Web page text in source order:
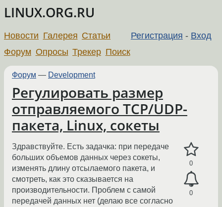
LINUX.ORG.RU
Регистрация - Вход
Новости Галерея Статьи
Форум Опросы Трекер Поиск
Форум — Development
Регулировать размер
отправляемого TCP/UDP-
пакета, Linux, сокеты
0
0
Здравствуйте. Есть задачка: при передаче
больших объемов данных через сокеты,
изменять длину отсылаемого пакета, и
смотреть, как это сказывается на
производительности. Проблем с самой
передачей данных нет (делаю все согласно